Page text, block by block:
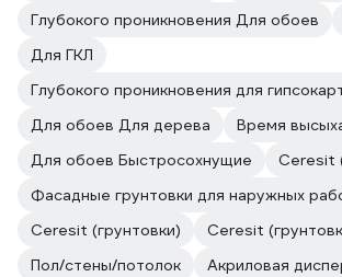
Глубокого проникновения Для обоев
Для ГКЛ
Глубокого проникновения для
Для обоев Для дерева
Время
Для обоев Быстросохнущие
Ceresit
Фасадные грунтовки для наружных
Ceresit (грунтовки)
Ceresit
Пол/стены/потолок
Акриловая